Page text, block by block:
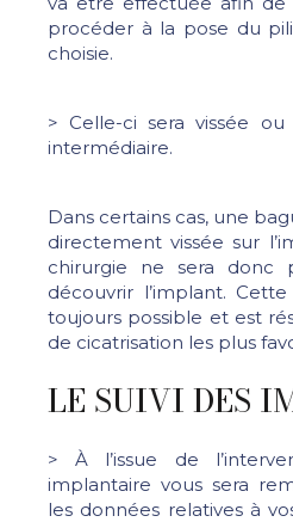
procéder à la pose du
choisie.
> Celle-ci sera vissée
intermédiaire.
Dans certains cas, une
directement vissée sur
chirurgie ne sera donc
découvrir l’implant.
toujours possible et est
de cicatrisation les plus
LE SUIVI DES
> À l’issue de
implantaire vous sera
les données relatives à